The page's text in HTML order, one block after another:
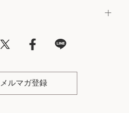
メルマガ登録